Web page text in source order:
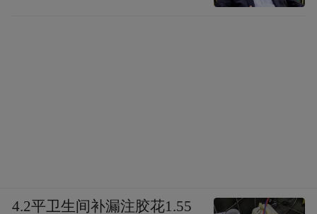
4.2平卫生间补漏注胶花1.55